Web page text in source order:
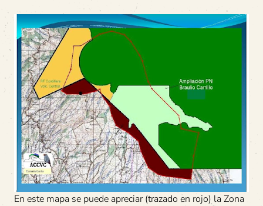
En este mapa se puede apreciar (trazado en rojo) la Zona